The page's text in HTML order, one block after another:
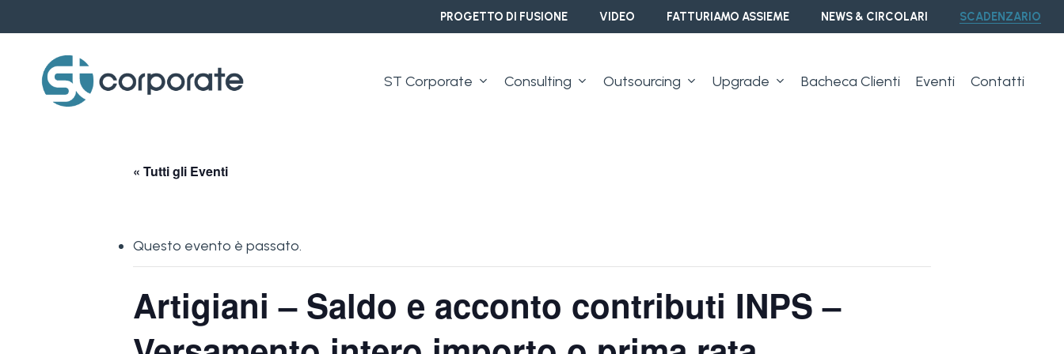
to
content
PROGETTO DI FUSIONE VIDEO FATTURIAMO ASSIEME NEWS & CIRCOLARI SCADENZARIO
ST Corporate Consulting Outsourcing Upgrade Bacheca Clienti Eventi Contatti
« Tutti gli Eventi
Questo evento è passato.
Artigiani – Saldo e acconto contributi INPS –